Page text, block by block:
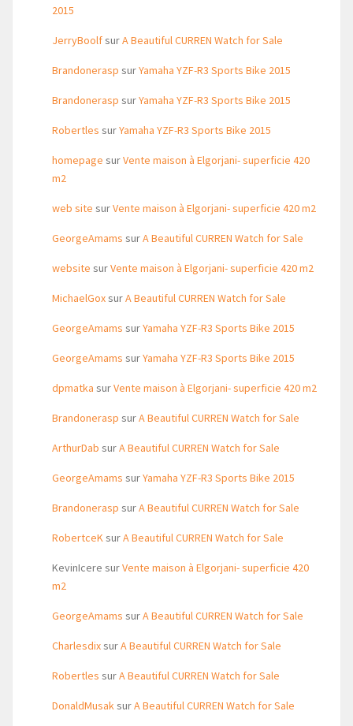
2015
JerryBoolfsurA Beautiful CURREN Watch for Sale
Brandonerasp surYamaha YZF-R3 Sports Bike 2015
Brandonerasp surYamaha YZF-R3 Sports Bike 2015
Robertles surYamaha YZF-R3 Sports Bike 2015
homepage surVente maison à Elgorjani- superficie 420
m2
web site surVente maison à Elgorjani- superficie 420 m2
GeorgeAmams surA Beautiful CURREN Watch for Sale
website surVente maison à Elgorjani- superficie 420 m2
MichaelGoxsurA Beautiful CURREN Watch for Sale
GeorgeAmams surYamaha YZF-R3 Sports Bike 2015
GeorgeAmams surYamaha YZF-R3 Sports Bike 2015
dpmatka surVente maison à Elgorjani- superficie 420 m2
Brandonerasp surA Beautiful CURREN Watch for Sale
ArthurDab surA Beautiful CURREN Watch for Sale
GeorgeAmams surYamaha YZF-R3 Sports Bike 2015
Brandonerasp surA Beautiful CURREN Watch for Sale
RobertceKsurA Beautiful CURREN Watch for Sale
KevinIcere surVente maison à Elgorjani- superficie 420
m2
GeorgeAmams surA Beautiful CURREN Watch for Sale
CharlesdixsurA Beautiful CURREN Watch for Sale
Robertles surA Beautiful CURREN Watch for Sale
DonaldMusaksurA Beautiful CURREN Watch for Sale